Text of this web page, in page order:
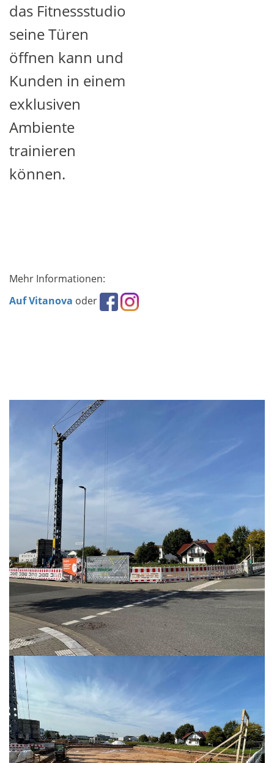
das Fitnessstudio
seine Türen
öffnen kann und
Kunden in einem
exklusiven
Ambiente
trainieren
können.
Mehr Informationen:
Auf Vitanova oder